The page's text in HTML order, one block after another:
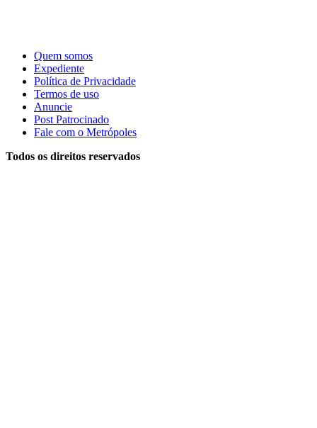
Quem somos
Expediente
Política de Privacidade
Termos de uso
Anuncie
Post Patrocinado
Fale com o Metrópoles
Todos os direitos reservados